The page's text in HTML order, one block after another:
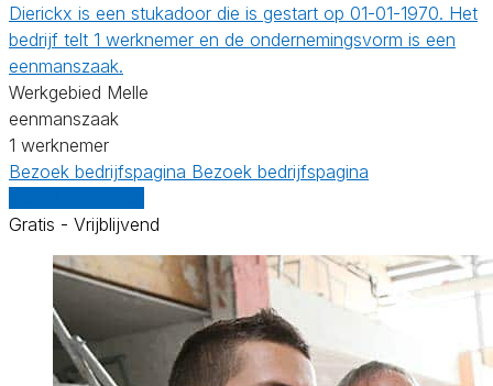
Dierickx is een stukadoor die is gestart op 01-01-1970. Het
bedrijf telt 1 werknemer en de ondernemingsvorm is een
eenmanszaak.
Werkgebied Melle
eenmanszaak
1 werknemer
Bezoek bedrijfspagina Bezoek bedrijfspagina
Gratis - Vrijblijvend